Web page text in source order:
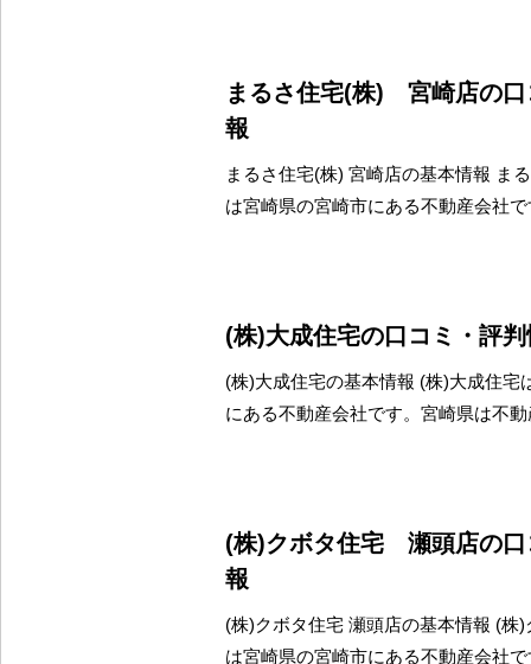
まるさ住宅(株) 宮崎店の口
報
まるさ住宅(株) 宮崎店の基本情報 ま
は宮崎県の宮崎市にある不動産会社
(株)大成住宅の口コミ・評
(株)大成住宅の基本情報 (株)大成住宅
にある不動産会社です。宮崎県は不
(株)クボタ住宅 瀬頭店の口
報
(株)クボタ住宅 瀬頭店の基本情報 (株
は宮崎県の宮崎市にある不動産会社